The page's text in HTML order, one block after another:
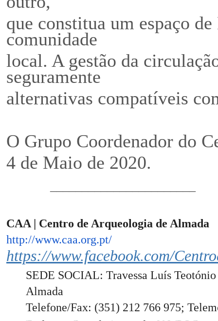
que constitua um espaço
comunidade
local. A gestão da
seguramente
alternativas compatíveis
O Grupo Coordenador do
4 de Maio de 2020.
CAA | Centro de Arqueologia de Almada
http://www.caa.org.pt/
https://www.facebook.com/
SEDE SOCIAL: Travessa Luís
Almada
Telefone/Fax: (351) 212 766 975;